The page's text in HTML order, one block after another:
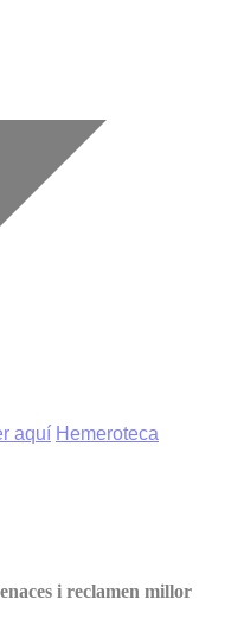
aquí Hemeroteca
i reclamen millor